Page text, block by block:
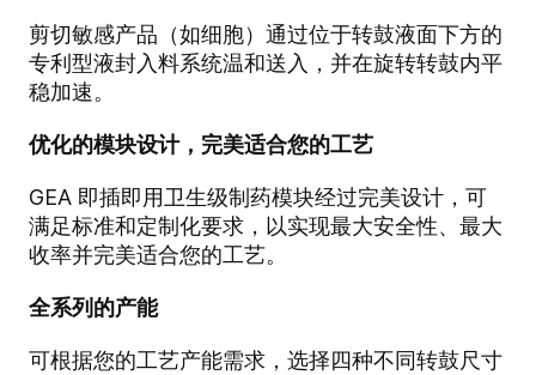
剪切敏感产品（如细胞）通过位于转鼓液面下方的
专利型液封入料系统温和送入，并在旋转转鼓内平
稳加速。
优化的模块设计，完美适合您的工艺
GEA 即插即用卫生级制药模块经过完美设计，可
满足标准和定制化要求，以实现最大安全性、最大
收率并完美适合您的工艺。
全系列的产能
可根据您的工艺产能需求，选择四种不同转鼓尺寸